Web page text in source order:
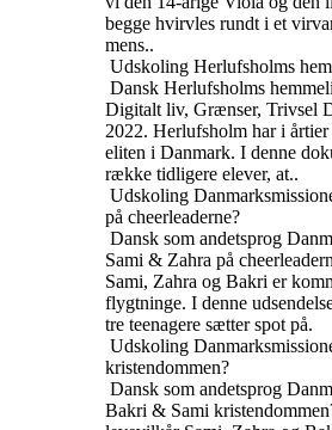
begge hvirvles rundt i et
mens..
Udskoling Herlufsholms
Dansk Herlufsholms
Digitalt liv, Grænser, Trivsel
2022. Herlufsholm har i
eliten i Danmark. I denne
række tidligere elever, at..
Udskoling
på cheerleaderne?
Dansk som andetsprog
Sami & Zahra på
Sami, Zahra og Bakri er
flygtninge. I denne
tre teenagere sætter spot på.
Udskoling
kristendommen?
Dansk som andetsprog
Bakri & Sami